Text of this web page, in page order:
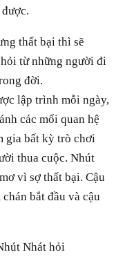
thất bại thì sẽ
từ những người đi
đời.
lập trình mỗi ngày,
các mối quan hệ
gia bất kỳ trò chơi
thua cuộc. Nhút
vì sợ thất bại. Cậu
bắt đầu và cậu
Nhát hỏi